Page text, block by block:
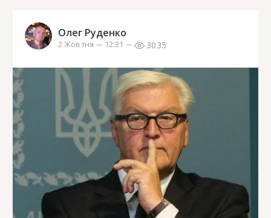
Олег Руденко
2 Жовтня 12:31 3035